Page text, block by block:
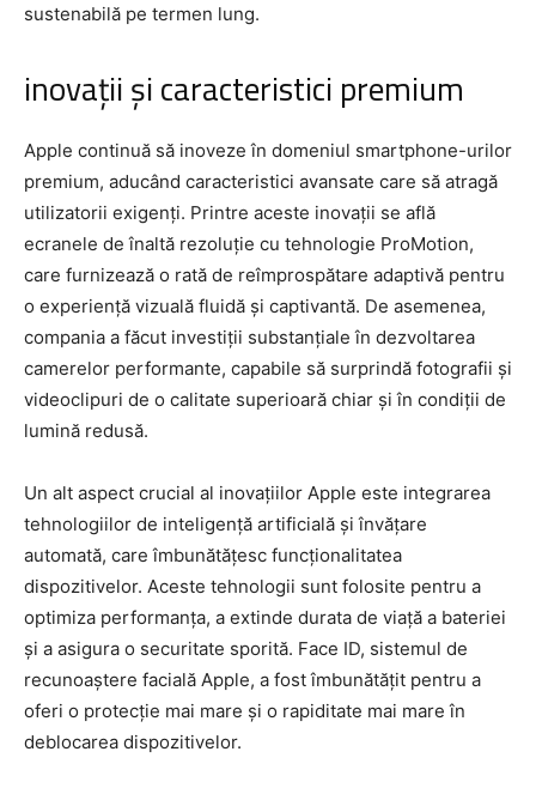
sustenabilă pe termen lung.
inovații și caracteristici premium
Apple continuă să inoveze în domeniul smartphone-urilor
premium, aducând caracteristici avansate care să atragă
utilizatorii exigenți. Printre aceste inovații se află
ecranele de înaltă rezoluție cu tehnologie ProMotion,
care furnizează o rată de reîmprospătare adaptivă pentru
o experiență vizuală fluidă și captivantă. De asemenea,
compania a făcut investiții substanțiale în dezvoltarea
camerelor performante, capabile să surprindă fotografii și
videoclipuri de o calitate superioară chiar și în condiții de
lumină redusă.
Un alt aspect crucial al inovațiilor Apple este integrarea
tehnologiilor de inteligență artificială și învățare
automată, care îmbunătățesc funcționalitatea
dispozitivelor. Aceste tehnologii sunt folosite pentru a
optimiza performanța, a extinde durata de viață a bateriei
și a asigura o securitate sporită. Face ID, sistemul de
recunoaștere facială Apple, a fost îmbunătățit pentru a
oferi o protecție mai mare și o rapiditate mai mare în
deblocarea dispozitivelor.